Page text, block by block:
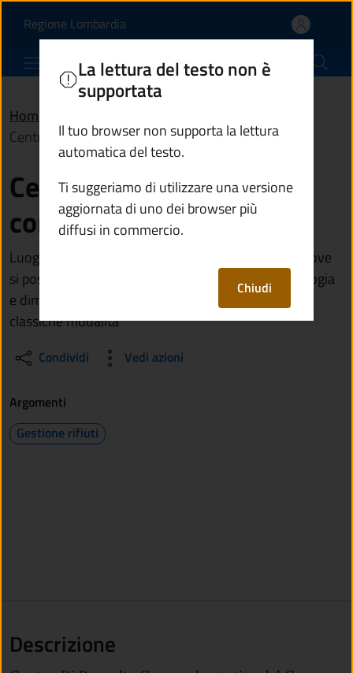
Centro di raccolta
Regione Lombardia(apre in un'altra scheda).
Comune di Berzo Inferiore
Home
Centro di raccolta comunale
Centro di raccolta
comunale
Luogo a disposizione dei cittadini e delle aziende dove
si possono conferire vari rifiuti urbani che, per tipologia
e dimensione, non possono essere raccolti con la
classiche modalità
Condividi Vedi azioni
La lettura del testo non è
supportata
Il tuo browser non supporta la lettura
automatica del testo.
Ti suggeriamo di utilizzare una versione
aggiornata di uno dei browser più
diffusi in commercio.
Chiudi
Argomenti
Gestione rifiuti
Descrizione